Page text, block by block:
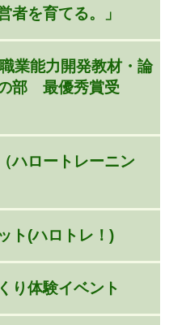
者を育てる。」
業能力開発教材・論
部 最優秀賞受
ハロートレーニン
ト(ハロトレ！)
り体験イベント